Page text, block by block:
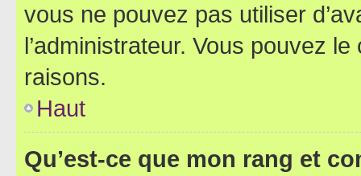
vous ne pouvez pas utiliser
l’administrateur. Vous pouvez
raisons.
Haut
Qu’est-ce que mon rang et